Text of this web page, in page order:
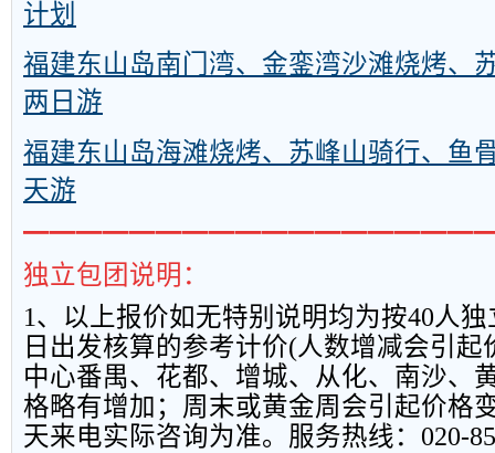
计划
福建东山岛南门湾、金銮湾沙滩烧烤、
两日游
福建东山岛海滩烧烤、苏峰山骑行、鱼
天游
独立包团说明：
1、以上报价如无特别说明均为按40人
日出发核算的参考计价(人数增减会引起
中心番禺、花都、增城、从化、南沙、
格略有增加；周末或黄金周会引起价格
天来电实际咨询为准。服务热线： 020-